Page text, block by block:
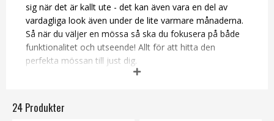
sig när det är kallt ute - det kan även vara en del av
vardagliga look även under de lite varmare månaderna.
Så när du väljer en mössa så ska du fokusera på både
funktionalitet och utseende! Allt för att hitta den
perfekta mössan till just dig.
mössa från oss och vänta in en snabb leverans.
24 Produkter